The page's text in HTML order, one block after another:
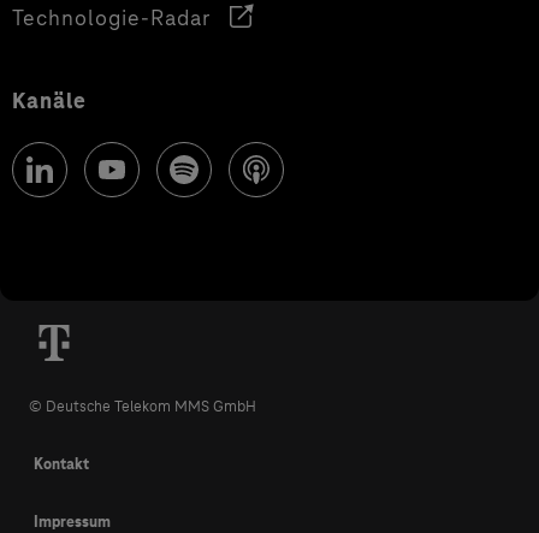
Technologie-Radar
Kanäle
© Deutsche Telekom MMS GmbH
Kontakt
Impressum